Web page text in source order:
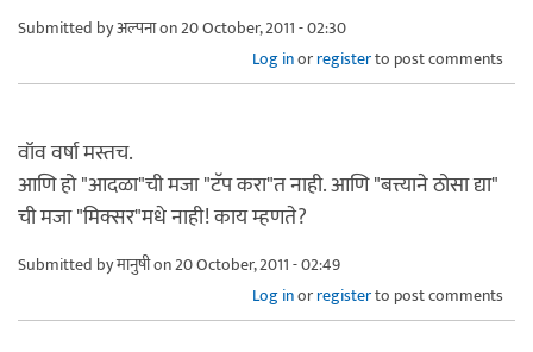
Submitted byअल्पनाon 20 October, 2011 - 02:30
Log inorregisterto post comments
वॉव वर्षा मस्तच.
आणि हो "आदळा"ची मजा "टॅप करा"त नाही. आणि "बत्त्याने ठोसा द्या"
ची मजा "मिक्सर"मधे नाही! काय म्हणते?
Submitted byमानुषीon 20 October, 2011 - 02:49
Log inorregisterto post comments